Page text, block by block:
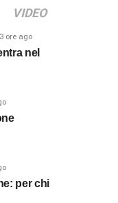
VIDEO
ore ago
nel
per chi